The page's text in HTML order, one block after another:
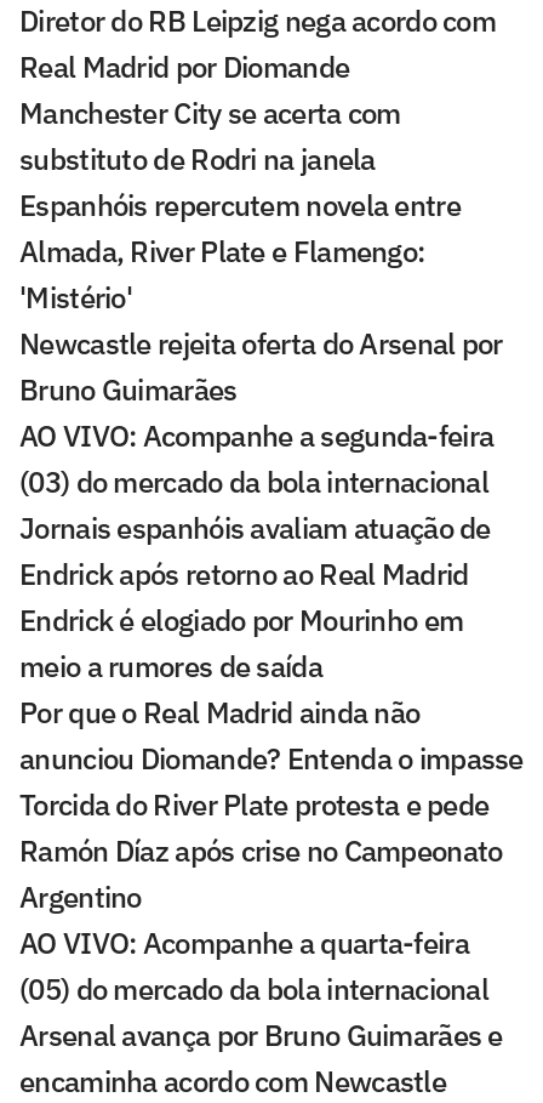
Diretor do RB Leipzig nega acordo com
Real Madrid por Diomande
Manchester City se acerta com
substituto de Rodri na janela
Espanhóis repercutem novela entre
Almada, River Plate e Flamengo:
'Mistério'
Newcastle rejeita oferta do Arsenal por
Bruno Guimarães
AO VIVO: Acompanhe a segunda-feira
(03) do mercado da bola internacional
Jornais espanhóis avaliam atuação de
Endrick após retorno ao Real Madrid
Endrick é elogiado por Mourinho em
meio a rumores de saída
Por que o Real Madrid ainda não
anunciou Diomande? Entenda o impasse
Torcida do River Plate protesta e pede
Ramón Díaz após crise no Campeonato
Argentino
AO VIVO: Acompanhe a quarta-feira
(05) do mercado da bola internacional
Arsenal avança por Bruno Guimarães e
encaminha acordo com Newcastle